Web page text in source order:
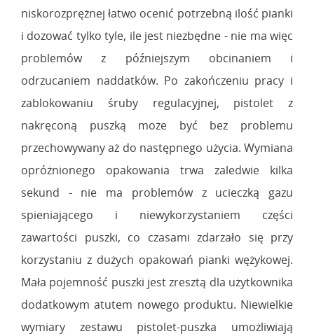
niskorozprężnej łatwo ocenić potrzebną ilość pianki
i dozować tylko tyle, ile jest niezbędne - nie ma więc
problemów z późniejszym obcinaniem i
odrzucaniem naddatków. Po zakończeniu pracy i
zablokowaniu śruby regulacyjnej, pistolet z
nakręconą puszką może być bez problemu
przechowywany aż do następnego użycia. Wymiana
opróżnionego opakowania trwa zaledwie kilka
sekund - nie ma problemów z ucieczką gazu
spieniającego i niewykorzystaniem części
zawartości puszki, co czasami zdarzało się przy
korzystaniu z dużych opakowań pianki wężykowej.
Mała pojemność puszki jest zresztą dla użytkownika
dodatkowym atutem nowego produktu. Niewielkie
wymiary zestawu pistolet-puszka umożliwiają